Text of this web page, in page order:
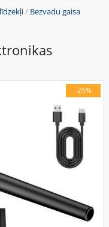
/ Bezvadu gaisa
-25%